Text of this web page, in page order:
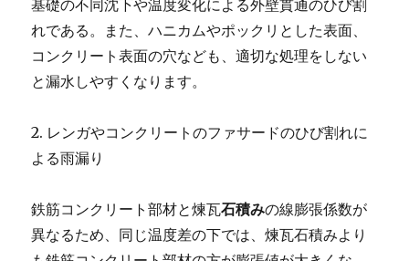
基礎の不同沈下や温度変化による外壁貫通のひび割
れである。また、ハニカムやポックリとした表面、
コンクリート表面の穴なども、適切な処理をしない
と漏水しやすくなります。
2. レンガやコンクリートのファサードのひび割れに
よる雨漏り
鉄筋コンクリート部材と煉瓦石積みの線膨張係数が
異なるため、同じ温度差の下では、煉瓦石積みより